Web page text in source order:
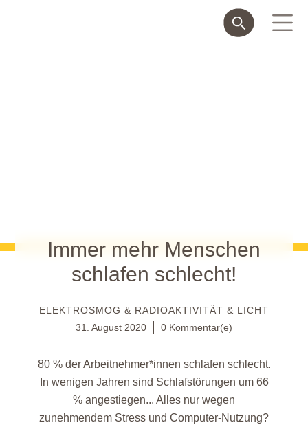
Immer mehr Menschen
schlafen schlecht!
ELEKTROSMOG & RADIOAKTIVITÄT & LICHT
31. August 2020
0 Kommentar(e)
80 % der Arbeitnehmer*innen schlafen schlecht.
In wenigen Jahren sind Schlafstörungen um 66
% angestiegen... Alles nur wegen
zunehmendem Stress und Computer-Nutzung?